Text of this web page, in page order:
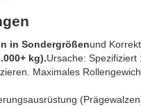
in Sondergrößenund
kg).Ursache:
Maximales